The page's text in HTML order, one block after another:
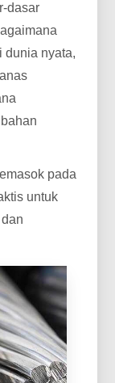
dasar
dunia nyata,
pada
untuk